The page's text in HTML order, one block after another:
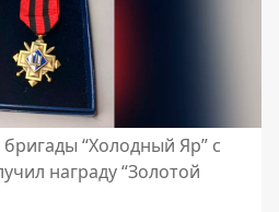
“Холодный Яр” с
награду “Золотой